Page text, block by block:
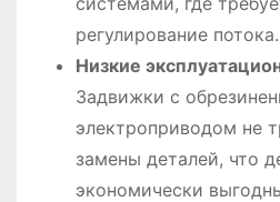
регулирование потока.
Низкие
Задвижки с
электроприводом не
замены деталей, что
экономически